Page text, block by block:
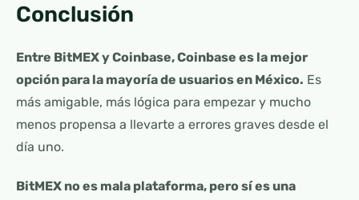
Conclusión
Entre BitMEX y Coinbase, Coinbase es la mejor
opción para la mayoría de usuarios en México. Es
más amigable, más lógica para empezar y mucho
menos propensa a llevarte a errores graves desde el
día uno.
BitMEX no es mala plataforma, pero sí es una